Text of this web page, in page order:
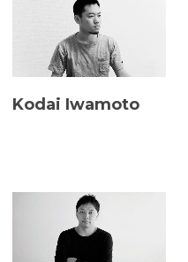
Kodai Iwamoto